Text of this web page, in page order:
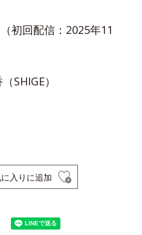
初回配信：2025年11
SHIGE）
入りに追加